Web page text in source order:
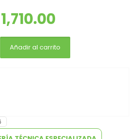
1,710.00
Añadir al carrito